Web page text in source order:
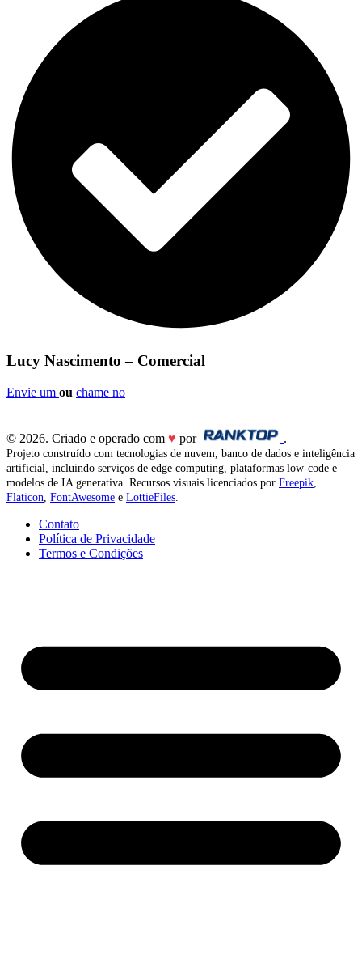
Lucy Nascimento – Comercial
Envie um ou chame no
© 2026. Criado e operado com ♥ por .
Projeto construído com tecnologias de nuvem, banco de dados e inteligência
artificial, incluindo serviços de edge computing, plataformas low-code e
modelos de IA generativa. Recursos visuais licenciados por Freepik
Flaticon FontAwesome e LottieFiles
Contato
Política de Privacidade
Termos e Condições